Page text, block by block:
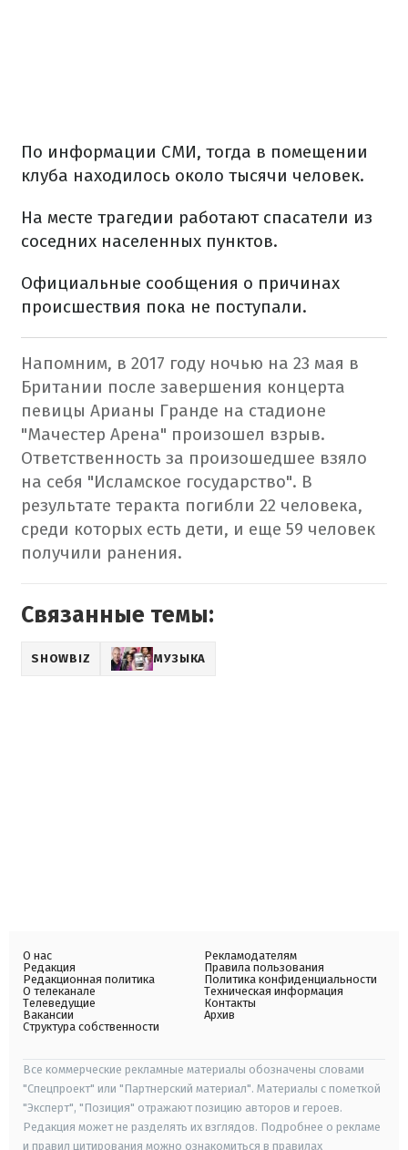
По информации СМИ, тогда в помещении
клуба находилось около тысячи человек.
На месте трагедии работают спасатели из
соседних населенных пунктов.
Официальные сообщения о причинах
происшествия пока не поступали.
Напомним, в 2017 году ночью на 23 мая в
Британии после завершения концерта
певицы Арианы Гранде на стадионе
"Мачестер Арена" произошел взрыв.
Ответственность за произошедшее взяло
на себя "Исламское государство". В
результате теракта погибли 22 человека,
среди которых есть дети, и еще 59 человек
получили ранения.
Связанные темы:
SHOWBIZ МУЗЫКА
О нас
Редакция
Редакционная политика
О телеканале
Телеведущие
Вакансии
Структура собственности
Рекламодателям
Правила пользования
Политика конфиденциальности
Техническая информация
Контакты
Архив
Все коммерческие рекламные материалы обозначены словами
"Спецпроект" или "Партнерский материал". Материалы с пометкой
"Эксперт", "Позиция" отражают позицию авторов и героев.
Редакция может не разделять их взглядов. Подробнее о рекламе
и правил цитирования можно ознакомиться в правилах